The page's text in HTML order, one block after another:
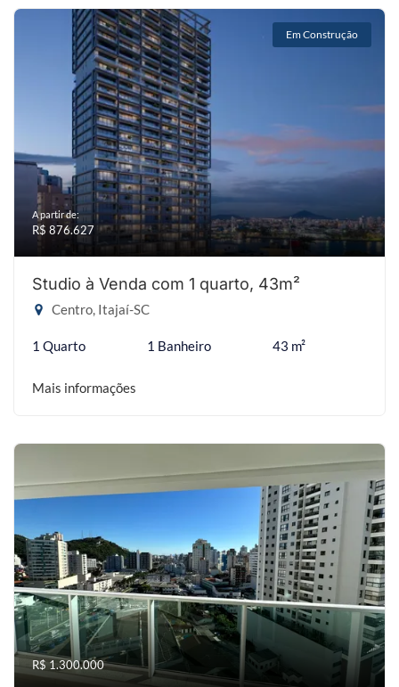
Em Construção
A partir de:
R$ 876.627
Studio à Venda com 1 quarto, 43m²
Centro, Itajaí-SC
1 Quarto 1 Banheiro 43 m²
Mais informações
R$ 1.300.000